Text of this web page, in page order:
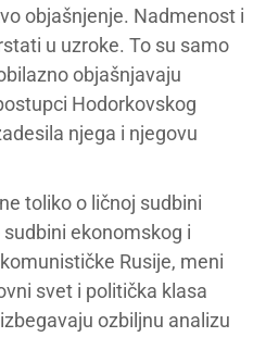
objašnjenje. Nadmenost i
u uzroke. To su samo
objašnjavaju
Hodorkovskog
njega i njegovu
toliko o ličnoj sudbini
ekonomskog i
Rusije, meni
svet i politička klasa
ozbiljnu analizu